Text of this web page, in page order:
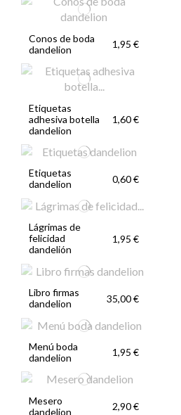
Conos de boda
dandelion
1,95 €
Etiquetas
adhesiva botella
dandelion
1,60 €
Etiquetas
dandelion
0,60 €
Lágrimas de
felicidad
dandelión
1,95 €
Libro firmas
dandelion
35,00 €
Menú boda
dandelion
1,95 €
Mesero
dandelion
2,90 €